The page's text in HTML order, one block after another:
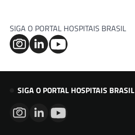
SIGA O PORTAL HOSPITAIS BRASIL
SIGA O PORTAL HOSPITAIS BRASIL